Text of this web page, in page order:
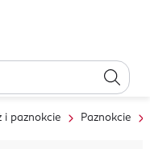
i paznokcie Paznokcie